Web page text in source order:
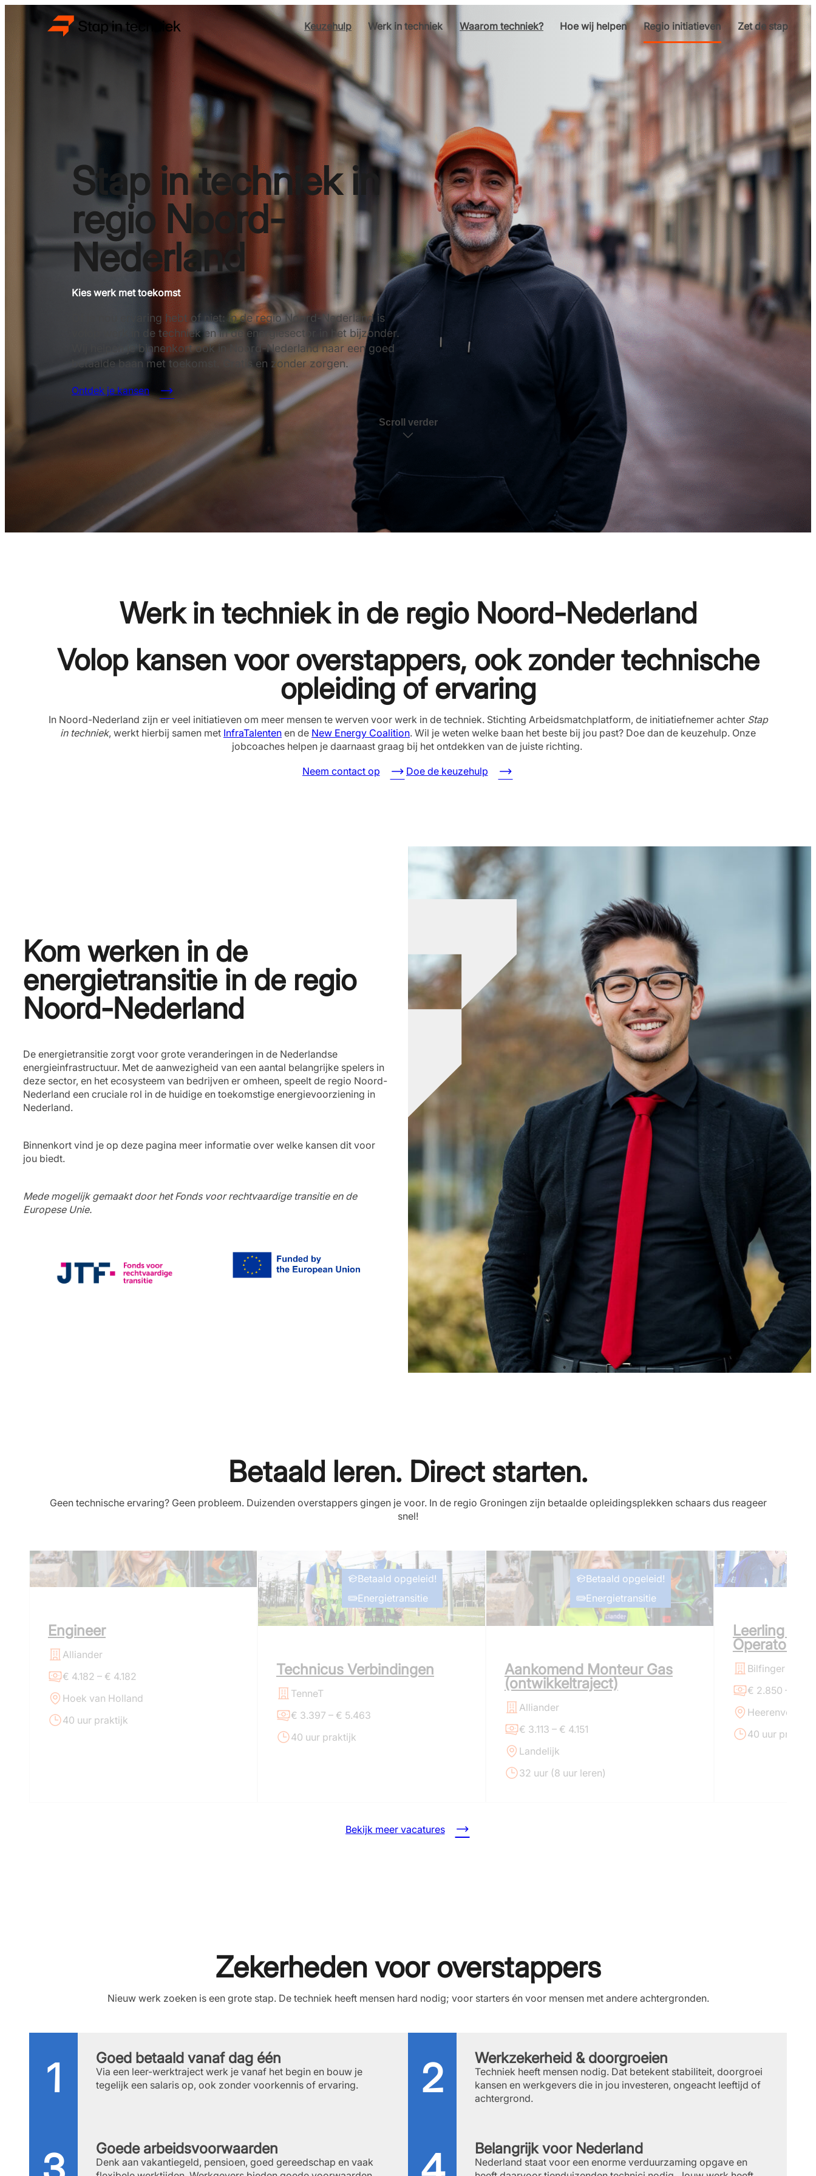
Keuzehulp Werk in techniek Waarom techniek? Hoe wij helpen Regio initiatieven Zet de stap
Stap in techniek in
regio Noord-
Nederland
Kies werk met toekomst
Of je nou ervaring hebt of niet: in de regio Noord-Nederland is
volop werk in de techniek en in de energiesector in het bijzonder.
Wij helpen je binnenkort ook in Noord-Nederland naar een goed
betaalde baan met toekomst. Gratis en zonder zorgen.
Ontdek je kansen
Scroll verder
Werk in techniek in de regio Noord-Nederland
Volop kansen voor overstappers, ook zonder technische
opleiding of ervaring
In Noord-Nederland zijn er veel initiatieven om meer mensen te werven voor werk in de techniek. Stichting Arbeidsmatchplatform, de initiatiefnemer achter Stap
in techniek, werkt hierbij samen met InfraTalenten en de New Energy Coalition. Wil je weten welke baan het beste bij jou past? Doe dan de keuzehulp. Onze
jobcoaches helpen je daarnaast graag bij het ontdekken van de juiste richting.
Neem contact op Doe de keuzehulp
Kom werken in de
energietransitie in de regio
Noord-Nederland
De energietransitie zorgt voor grote veranderingen in de Nederlandse
energieinfrastructuur. Met de aanwezigheid van een aantal belangrijke spelers in
deze sector, en het ecosysteem van bedrijven er omheen, speelt de regio Noord-
Nederland een cruciale rol in de huidige en toekomstige energievoorziening in
Nederland.
Binnenkort vind je op deze pagina meer informatie over welke kansen dit voor
jou biedt.
Mede mogelijk gemaakt door het Fonds voor rechtvaardige transitie en de
Europese Unie.
Betaald leren. Direct starten.
Geen technische ervaring? Geen probleem. Duizenden overstappers gingen je voor. In de regio Groningen zijn betaalde opleidingsplekken schaars dus reageer
snel!
Engineer
Alliander
€ 4.182 – € 4.182
Hoek van Holland
40 uur praktijk
Betaald opgeleid!
Energietransitie
Technicus Verbindingen
TenneT
€ 3.397 – € 5.463
40 uur praktijk
Betaald opgeleid!
Energietransitie
Aankomend Monteur Gas
(ontwikkeltraject)
Alliander
€ 3.113 – € 4.151
Landelijk
32 uur (8 uur leren)
Leerling
Operator
Bilfinger
€ 2.850 – €
Heerenveen
40 uur praktijk
Bekijk meer vacatures
Zekerheden voor overstappers
Nieuw werk zoeken is een grote stap. De techniek heeft mensen hard nodig; voor starters én voor mensen met andere achtergronden.
Goed betaald vanaf dag één
Via een leer-werktraject werk je vanaf het begin en bouw je
tegelijk een salaris op, ook zonder voorkennis of ervaring.
Werkzekerheid & doorgroeien
Techniek heeft mensen nodig. Dat betekent stabiliteit, doorgroei
kansen en werkgevers die in jou investeren, ongeacht leeftijd of
achtergrond.
Goede arbeidsvoorwaarden
Denk aan vakantiegeld, pensioen, goed gereedschap en vaak
Belangrijk voor Nederland
Nederland staat voor een enorme verduurzaming opgave en